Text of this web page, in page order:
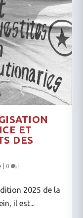
ET
DES
0
2025 de la
il est...